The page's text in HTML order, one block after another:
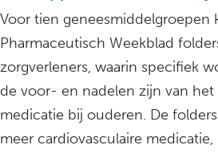
Voor tien geneesmiddelgroepen
Pharmaceutisch Weekblad
zorgverleners, waarin specifiek
de voor- en nadelen zijn van
medicatie bij ouderen. De
meer cardiovasculaire medicatie,